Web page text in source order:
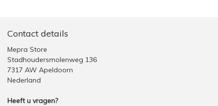
Contact details
Mepra Store
Stadhoudersmolenweg 136
7317 AW Apeldoorn
Nederland
Heeft u vragen?